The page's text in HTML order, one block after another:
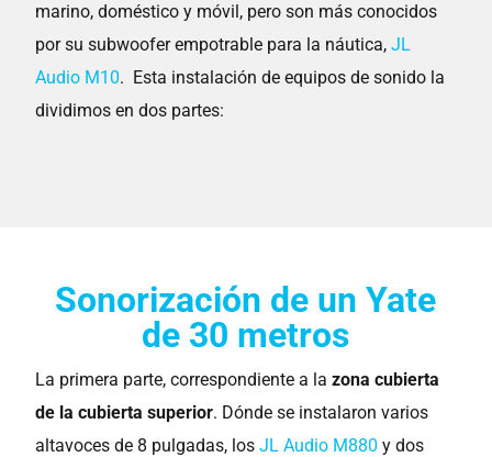
marino, doméstico y móvil, pero son más conocidos
por su subwoofer empotrable para la náutica,JL
Audio M10. Esta instalación de equipos de sonido la
dividimos en dos partes:
Sonorización de un Yate
de 30 metros
La primera parte, correspondiente a lazona cubierta
de la cubierta superior. Dónde se instalaron varios
altavoces de 8 pulgadas, losJL Audio M880 y dos